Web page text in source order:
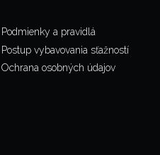
Podmienky a pravidlá
Postup vybavovania sťažností
Ochrana osobných údajov